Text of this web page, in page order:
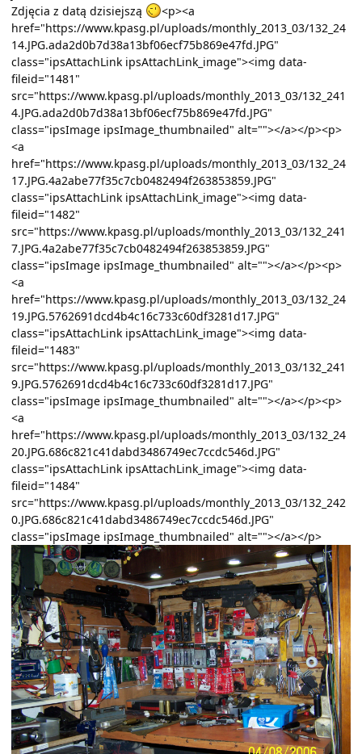
Zdjęcia z datą dzisiejszą
<p><a
href="https://www.kpasg.pl/uploads/monthly_2013_03/132_24
14.JPG.ada2d0b7d38a13bf06ecf75b869e47fd.JPG"
class="ipsAttachLink ipsAttachLink_image"><img data-
fileid="1481"
src="https://www.kpasg.pl/uploads/monthly_2013_03/132_241
4.JPG.ada2d0b7d38a13bf06ecf75b869e47fd.JPG"
class="ipsImage ipsImage_thumbnailed" alt=""></a></p><p>
<a
href="https://www.kpasg.pl/uploads/monthly_2013_03/132_24
17.JPG.4a2abe77f35c7cb0482494f263853859.JPG"
class="ipsAttachLink ipsAttachLink_image"><img data-
fileid="1482"
src="https://www.kpasg.pl/uploads/monthly_2013_03/132_241
7.JPG.4a2abe77f35c7cb0482494f263853859.JPG"
class="ipsImage ipsImage_thumbnailed" alt=""></a></p><p>
<a
href="https://www.kpasg.pl/uploads/monthly_2013_03/132_24
19.JPG.5762691dcd4b4c16c733c60df3281d17.JPG"
class="ipsAttachLink ipsAttachLink_image"><img data-
fileid="1483"
src="https://www.kpasg.pl/uploads/monthly_2013_03/132_241
9.JPG.5762691dcd4b4c16c733c60df3281d17.JPG"
class="ipsImage ipsImage_thumbnailed" alt=""></a></p><p>
<a
href="https://www.kpasg.pl/uploads/monthly_2013_03/132_24
20.JPG.686c821c41dabd3486749ec7ccdc546d.JPG"
class="ipsAttachLink ipsAttachLink_image"><img data-
fileid="1484"
src="https://www.kpasg.pl/uploads/monthly_2013_03/132_242
0.JPG.686c821c41dabd3486749ec7ccdc546d.JPG"
class="ipsImage ipsImage_thumbnailed" alt=""></a></p>